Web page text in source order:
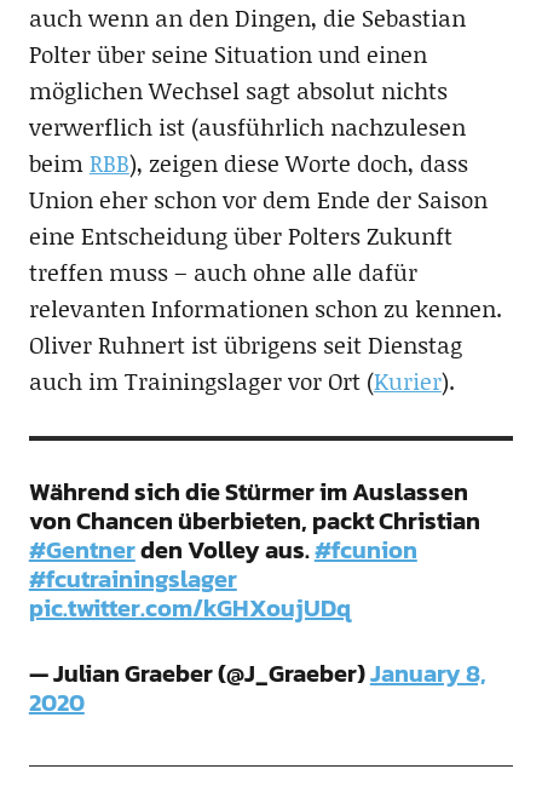
auch wenn an den Dingen, die Sebastian
Polter über seine Situation und einen
möglichen Wechsel sagt absolut nichts
verwerflich ist (ausführlich nachzulesen
beimRBB), zeigen diese Worte doch, dass
Union eher schon vor dem Ende der Saison
eine Entscheidung über Polters Zukunft
treffen muss – auch ohne alle dafür
relevanten Informationen schon zu kennen.
Oliver Ruhnert ist übrigens seit Dienstag
auch im Trainingslager vor Ort (Kurier).
Während sich die Stürmer im Auslassen
von Chancen überbieten, packt Christian
#Gentnerden Volley aus.#fcunion
#fcutrainingslager
pic.twitter.com/kGHXoujUDq
— Julian Graeber (@J_Graeber)January 8,
2020